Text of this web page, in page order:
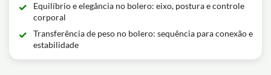
Equilíbrio e elegância no bolero: eixo, postura e controle
corporal
Transferência de peso no bolero: sequência para conexão e
estabilidade